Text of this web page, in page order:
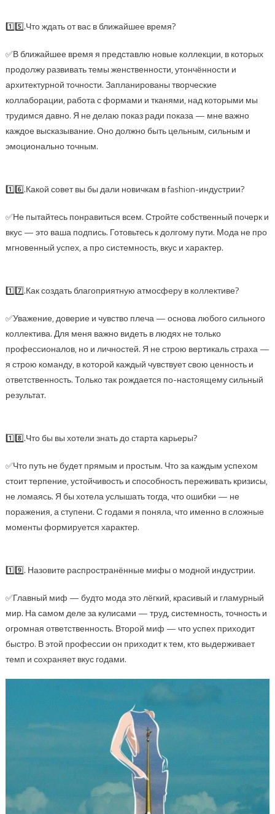
1️⃣5️⃣.Что ждать от вас в ближайшее время?
✅В ближайшее время я представлю новые коллекции, в которых
продолжу развивать темы женственности, утончённости и
архитектурной точности. Запланированы творческие
коллаборации, работа с формами и тканями, над которыми мы
трудимся давно. Я не делаю показ ради показа — мне важно
каждое высказывание. Оно должно быть цельным, сильным и
эмоционально точным.
1️⃣6️⃣.Какой совет вы бы дали новичкам в fashion-индустрии?
✅Не пытайтесь понравиться всем. Стройте собственный почерк и
вкус — это ваша подпись. Готовьтесь к долгому пути. Мода не про
мгновенный успех, а про системность, вкус и характер.
1️⃣7️⃣.Как создать благоприятную атмосферу в коллективе?
✅Уважение, доверие и чувство плеча — основа любого сильного
коллектива. Для меня важно видеть в людях не только
профессионалов, но и личностей. Я не строю вертикаль страха —
я строю команду, в которой каждый чувствует свою ценность и
ответственность. Только так рождается по-настоящему сильный
результат.
1️⃣8️⃣.Что бы вы хотели знать до старта карьеры?
✅Что путь не будет прямым и простым. Что за каждым успехом
стоит терпение, устойчивость и способность переживать кризисы,
не ломаясь. Я бы хотела услышать тогда, что ошибки — не
поражения, а ступени. С годами я поняла, что именно в сложные
моменты формируется характер.
1️⃣9️⃣. Назовите распространённые мифы о модной индустрии.
✅Главный миф — будто мода это лёгкий, красивый и гламурный
мир. На самом деле за кулисами — труд, системность, точность и
огромная ответственность. Второй миф — что успех приходит
быстро. В этой профессии он приходит к тем, кто выдерживает
темп и сохраняет вкус годами.